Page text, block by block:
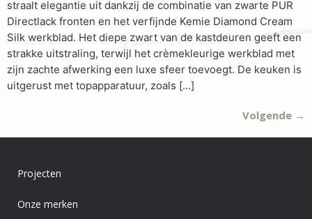
straalt elegantie uit dankzij de combinatie van zwarte PUR
Directlack fronten en het verfijnde Kemie Diamond Cream
Silk werkblad. Het diepe zwart van de kastdeuren geeft een
strakke uitstraling, terwijl het crèmekleurige werkblad met
zijn zachte afwerking een luxe sfeer toevoegt. De keuken is
uitgerust met topapparatuur, zoals […]
Volgende →
Projecten
Onze merken